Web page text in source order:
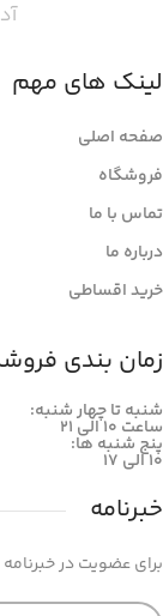
لینک های مهم
صفحه اصلی
فروشگاه
تماس با ما
درباره ما
خرید اقساطی
زمان بندی
شنبه تا چهار شنبه:
ساعت ۱۰ الی ۲۱
پنج شنبه ها:
۱۰ الی ۱۷
خبرنامه
برای عضویت در